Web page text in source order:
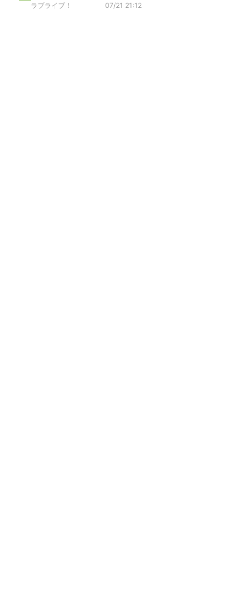
ラブライブ！ 07/21 21:12